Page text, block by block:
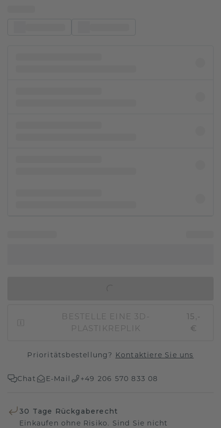
BESTELLE EINE 3D-
PLASTIKREPLIK
15,-
€
Prioritätsbestellung? Kontaktiere Sie uns
Chat E-Mail +49 206 570 833 08
30 Tage Rückgaberecht
Einkaufen ohne Risiko. Sind Sie nicht